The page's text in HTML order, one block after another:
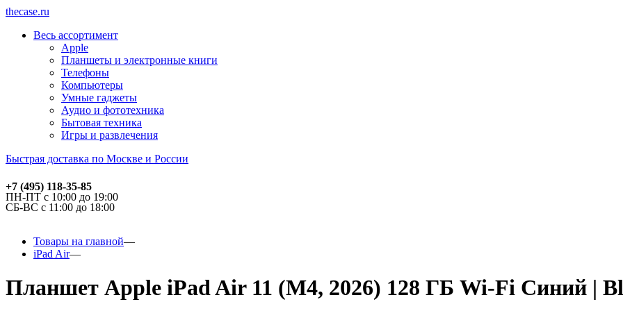
thecase.ru
Весь ассортимент
Apple
Планшеты и электронные книги
Телефоны
Компьютеры
Умные гаджеты
Аудио и фототехника
Бытовая техника
Игры и развлечения
Быстрая доставка по Москве и России
+7 (495) 118-35-85
ПН-ПТ с 10:00 до 19:00
СБ-ВС с 11:00 до 18:00
Товары на главной
iPad Air
Планшет Apple iPad Air 11 (M4, 2026) 128 ГБ Wi-Fi Синий |